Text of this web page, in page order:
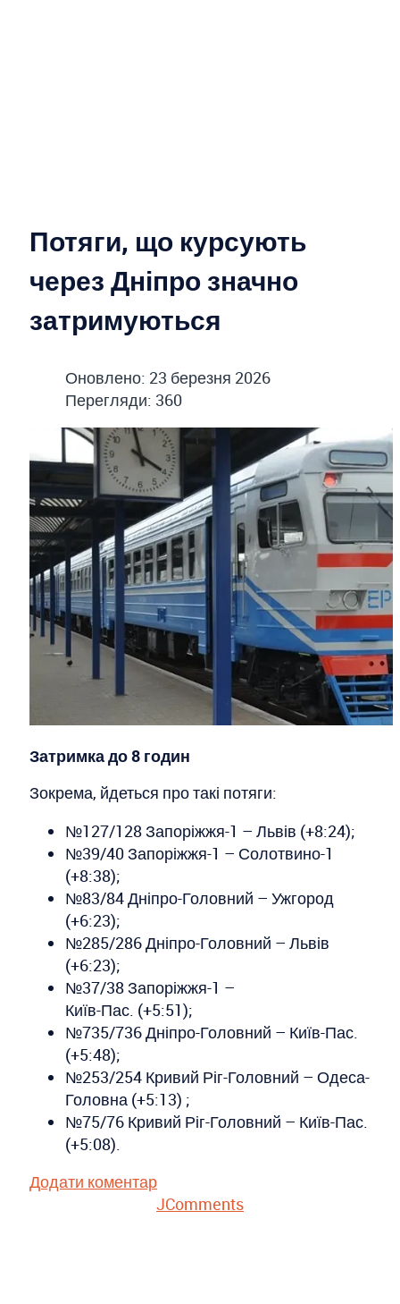
Потяги, що курсують
через Дніпро значно
затримуються
Оновлено: 23 березня 2026
Перегляди: 360
Затримка до 8 годин
Зокрема, йдеться про такі потяги:
№127/128 Запоріжжя-1 – Львів (+8:24);
№39/40 Запоріжжя-1 – Солотвино-1
(+8:38);
№83/84 Дніпро-Головний – Ужгород
(+6:23);
№285/286 Дніпро-Головний – Львів
(+6:23);
№37/38 Запоріжжя-1 –
Київ-Пас. (+5:51);
№735/736 Дніпро-Головний – Київ-Пас.
(+5:48);
№253/254 Кривий Ріг-Головний – Одеса-
Головна (+5:13) ;
№75/76 Кривий Ріг-Головний – Київ-Пас.
(+5:08).
Додати коментар
JComments